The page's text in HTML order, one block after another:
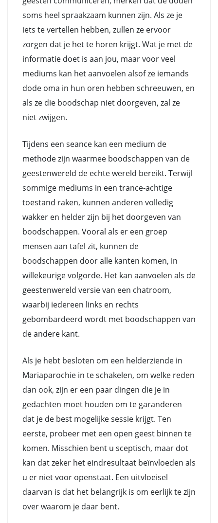
soms heel spraakzaam kunnen zijn. Als ze je
iets te vertellen hebben, zullen ze ervoor
zorgen dat je het te horen krijgt. Wat je met de
informatie doet is aan jou, maar voor veel
mediums kan het aanvoelen alsof ze iemands
dode oma in hun oren hebben schreeuwen, en
als ze die boodschap niet doorgeven, zal ze
niet zwijgen.
Tijdens een seance kan een medium de
methode zijn waarmee boodschappen van de
geestenwereld de echte wereld bereikt. Terwijl
sommige mediums in een trance-achtige
toestand raken, kunnen anderen volledig
wakker en helder zijn bij het doorgeven van
boodschappen. Vooral als er een groep
mensen aan tafel zit, kunnen de
boodschappen door alle kanten komen, in
willekeurige volgorde. Het kan aanvoelen als de
geestenwereld versie van een chatroom,
waarbij iedereen links en rechts
gebombardeerd wordt met boodschappen van
de andere kant.
Als je hebt besloten om een helderziende in
Mariaparochie in te schakelen, om welke reden
dan ook, zijn er een paar dingen die je in
gedachten moet houden om te garanderen
dat je de best mogelijke sessie krijgt. Ten
eerste, probeer met een open geest binnen te
komen. Misschien bent u sceptisch, maar dot
kan dat zeker het eindresultaat beïnvloeden als
u er niet voor openstaat. Een uitvloeisel
daarvan is dat het belangrijk is om eerlijk te zijn
over waarom je daar bent.